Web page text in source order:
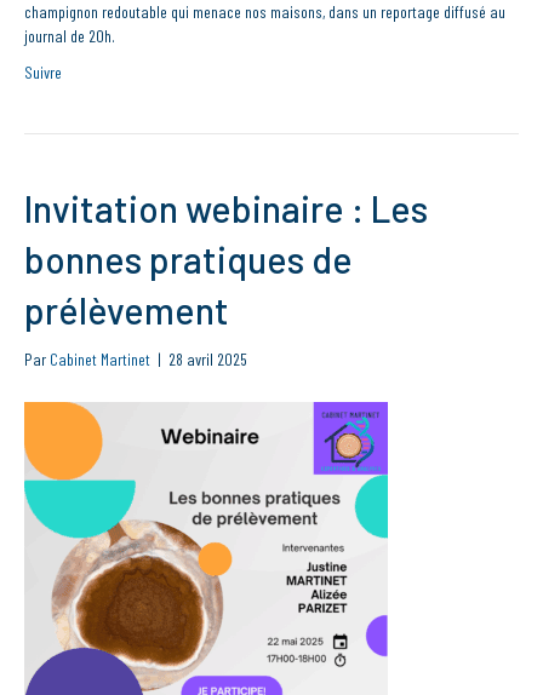
champignon redoutable qui menace nos maisons, dans un reportage diffusé au
journal de 20h.
Suivre
Invitation webinaire : Les
bonnes pratiques de
prélèvement
Par Cabinet Martinet | 28 avril 2025